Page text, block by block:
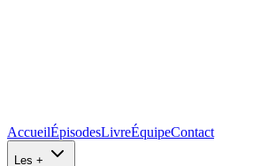
AccueilÉpisodesLivreÉquipeContact
Les +